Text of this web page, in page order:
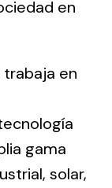
tipo
en
en
gama
solar,